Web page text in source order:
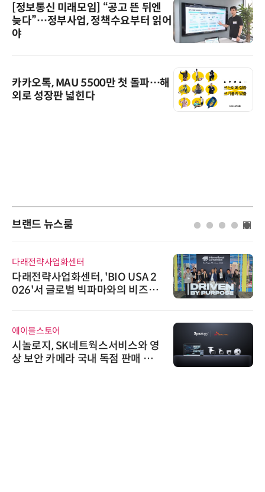
[정보통신 미래모임] “공고 뜬 뒤엔
늦다”…정부사업, 정책수요부터 읽어
야
카카오톡, MAU 5500만 첫 돌파…해
외로 성장판 넓힌다
브랜드 뉴스룸
노보센스
노보센스, PWM 고주파 과도 간섭
난제 극복…차량용 전류 감지 증폭
위고페어
위고페어, 서울AI허브 '2026 AI 전
환(AX) 지원사업' 컨소시엄 선정